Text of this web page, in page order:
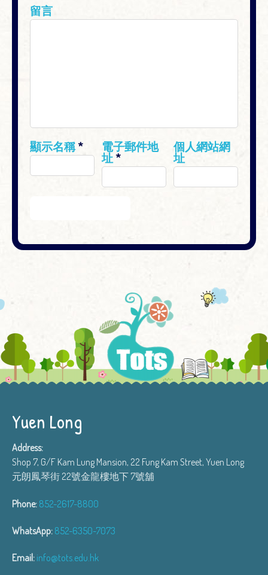
留言
顯示名稱* 電子郵件地
址*
個人網站網
址
Yuen Long
Address:
Shop 7, G/F Kam Lung Mansion, 22 Fung Kam Street, Yuen Long
元朗鳳琴街 22號金龍樓地下 7號舖
Phone: 852-2617-8800
WhatsApp: 852-6350-7073
Email: info@tots.edu.hk